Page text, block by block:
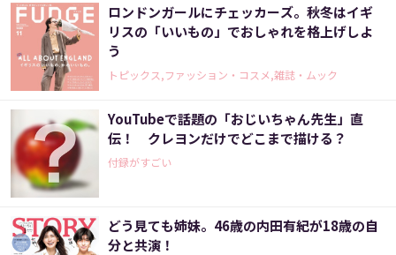
ロンドンガールにチェッカーズ。秋冬はイギ
リスの「いいもの」でおしゃれを格上げしよ
う
トピックス,ファッション・コスメ,雑誌・ムック
YouTubeで話題の「おじいちゃん先生」直
伝！ クレヨンだけでどこまで描ける？
付録がすごい
どう見ても姉妹。46歳の内田有紀が18歳の自
分と共演！